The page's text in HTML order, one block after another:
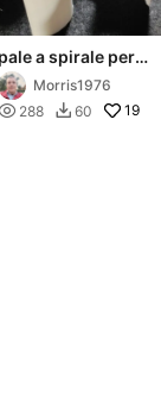
pale a spirale per
mini impianto eolico
Morris1976
 288  60 19